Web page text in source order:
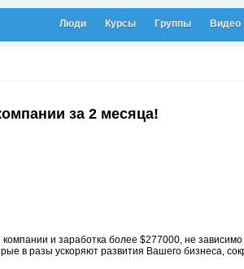
Люди Курсы Группы Видео
за 2 месяца!
и заработка более $277000, не зависимо
в разы ускоряют развития Вашего бизнеса,